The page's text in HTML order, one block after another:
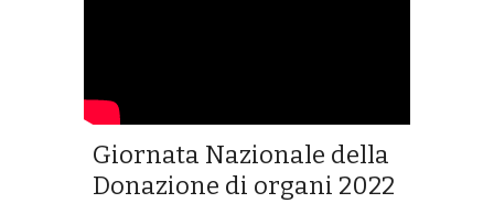
Giornata Nazionale della
Donazione di organi 2022